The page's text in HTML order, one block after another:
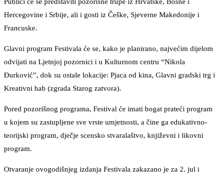
Hercegovine i Srbije, ali i gosti iz Češke, Sjeverne Makedonije i
Francuske.
Glavni program Festivala će se, kako je planirano, najvećim dijelom
odvijati na Ljetnjoj pozornici i u Kulturnom centru “Nikola
Đurković”, dok su ostale lokacije: Pjaca od kina, Glavni gradski trg i
Kreativni hab (zgrada Starog zatvora).
Pored pozorišnog programa, Festival će imati bogat prateći program
u kojem su zastupljene sve vrste umjetnosti, a čine ga edukativno-
teorijski program, dječje scensko stvaralaštvo, književni i likovni
program.
Otvaranje ovogodišnjeg izdanja Festivala zakazano je za 2. jul i